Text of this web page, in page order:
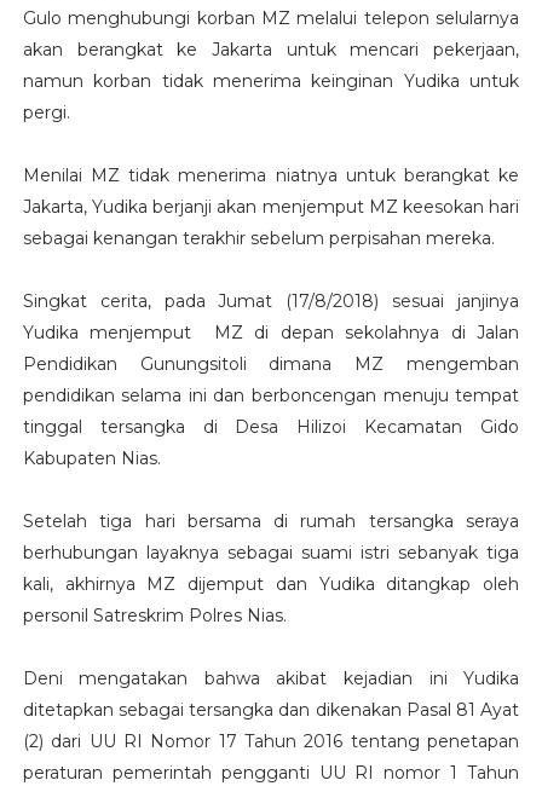
Gulo menghubungi korban MZ melalui telepon selularnya
akan berangkat ke Jakarta untuk mencari pekerjaan,
namun korban tidak menerima keinginan Yudika untuk
pergi.
Menilai MZ tidak menerima niatnya untuk berangkat ke
Jakarta, Yudika berjanji akan menjemput MZ keesokan hari
sebagai kenangan terakhir sebelum perpisahan mereka.
Singkat cerita, pada Jumat (17/8/2018) sesuai janjinya
Yudika menjemput MZ di depan sekolahnya di Jalan
Pendidikan Gunungsitoli dimana MZ mengemban
pendidikan selama ini dan berboncengan menuju tempat
tinggal tersangka di Desa Hilizoi Kecamatan Gido
Kabupaten Nias.
Setelah tiga hari bersama di rumah tersangka seraya
berhubungan layaknya sebagai suami istri sebanyak tiga
kali, akhirnya MZ dijemput dan Yudika ditangkap oleh
personil Satreskrim Polres Nias.
Deni mengatakan bahwa akibat kejadian ini Yudika
ditetapkan sebagai tersangka dan dikenakan Pasal 81 Ayat
(2) dari UU RI Nomor 17 Tahun 2016 tentang penetapan
peraturan pemerintah pengganti UU RI nomor 1 Tahun